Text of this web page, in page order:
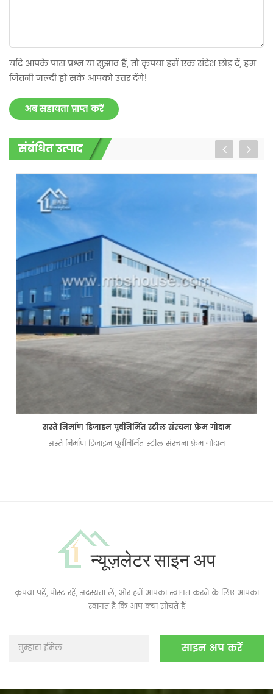
यदि आपके पास प्रश्न या सुझाव हैं, तो कृपया हमें एक संदेश छोड़ दें, हम
जितनी जल्दी हो सके आपको उत्तर देंगे!
अब सहायता प्राप्त करें
संबंधित उत्पाद
सस्ते निर्माण डिजाइन पूर्वनिर्मित स्टील संरचना फ्रेम गोदाम
सस्ते निर्माण डिजाइन पूर्वनिर्मित स्टील संरचना फ्रेम गोदाम
न्यूज़लेटर साइन अप
कृपया पढ़ें, पोस्ट रहें, सदस्यता लें, और हमें आपका स्वागत करने के लिए आपका
स्वागत है कि आप क्या सोचते हैं